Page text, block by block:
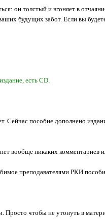
он толстый и вгоняет в
будущих забот. Если вы
есть CD.
пособие дополнено
вообще никаких комментариев
преподавателями РКИ
Просто чтобы не утонуть в